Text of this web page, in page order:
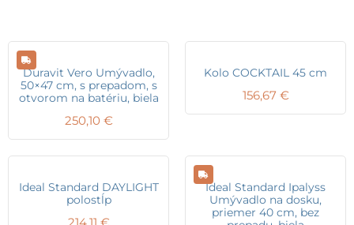
Duravit Vero Umývadlo,
50×47 cm, s prepadom, s
otvorom na batériu, biela
250,10 €
Kolo COCKTAIL 45 cm
156,67 €
Ideal Standard DAYLIGHT
polostĺp
214,11 €
Ideal Standard Ipalyss
Umývadlo na dosku,
priemer 40 cm, bez